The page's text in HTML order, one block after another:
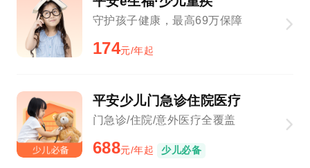
守护孩子健康，最高69万保障
174元/年起
平安少儿门急诊住院医疗
门急诊/住院/意外医疗全覆盖
688元/年起 少儿必备